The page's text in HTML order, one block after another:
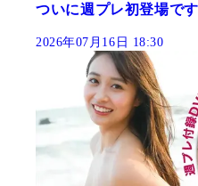
ついに週プレ初登場で
2026年07月16日 18:30